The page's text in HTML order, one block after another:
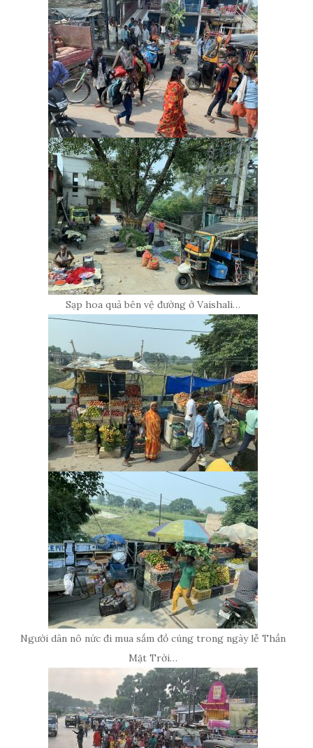
Sạp hoa quả bên vệ đường ở Vaishali…
Người dân nô nức đi mua sắm đồ cúng trong ngày lễ Thần
Mặt Trời…